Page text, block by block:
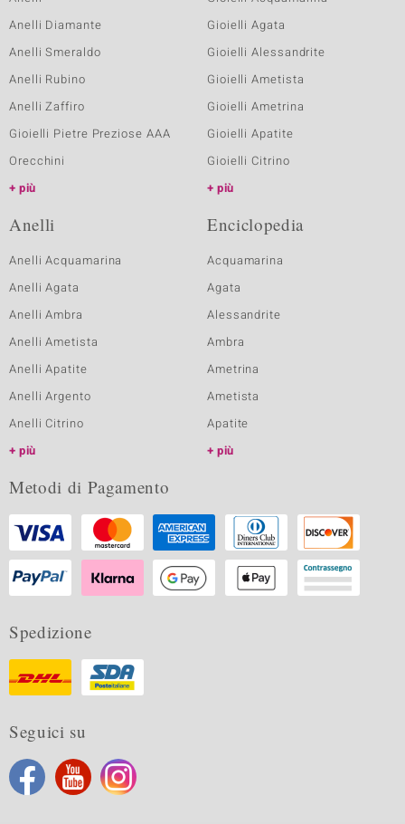
Anelli Diamante
Anelli Smeraldo
Anelli Rubino
Anelli Zaffiro
Gioielli Pietre Preziose AAA
Orecchini
più
Gioielli Agata
Gioielli Alessandrite
Gioielli Ametista
Gioielli Ametrina
Gioielli Apatite
Gioielli Citrino
più
Anelli
Anelli Acquamarina
Anelli Agata
Anelli Ambra
Anelli Ametista
Anelli Apatite
Anelli Argento
Anelli Citrino
più
Enciclopedia
Acquamarina
Agata
Alessandrite
Ambra
Ametrina
Ametista
Apatite
più
Metodi di Pagamento
Spedizione
Seguici su